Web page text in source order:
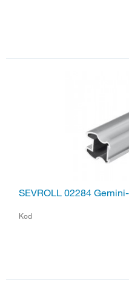
SEVROLL 02284
Kod